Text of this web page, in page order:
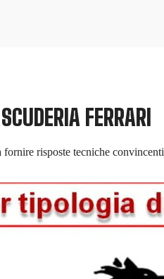
FERRARI
risposte tecniche convincenti